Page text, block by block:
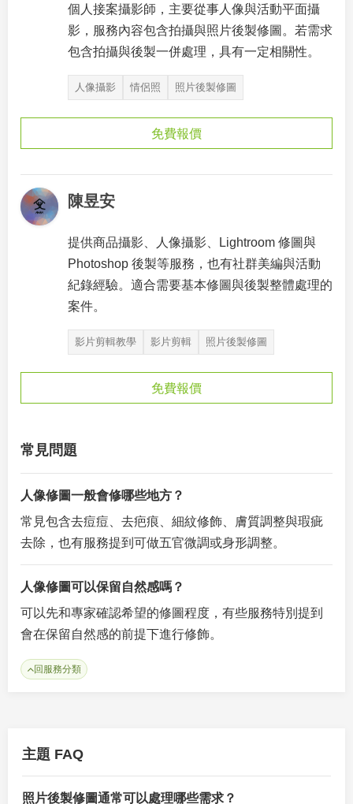
個人接案攝影師，主要從事人像與活動平面攝
影，服務內容包含拍攝與照片後製修圖。若需求
包含拍攝與後製一併處理，具有一定相關性。
人像攝影 情侶照 照片後製修圖
免費報價
陳昱安
提供商品攝影、人像攝影、Lightroom 修圖與
Photoshop 後製等服務，也有社群美編與活動
紀錄經驗。適合需要基本修圖與後製整體處理的
案件。
影片剪輯教學 影片剪輯 照片後製修圖
免費報價
常見問題
人像修圖一般會修哪些地方？
常見包含去痘痘、去疤痕、細紋修飾、膚質調整與瑕疵
去除，也有服務提到可做五官微調或身形調整。
人像修圖可以保留自然感嗎？
可以先和專家確認希望的修圖程度，有些服務特別提到
會在保留自然感的前提下進行修飾。
回服務分類
主題 FAQ
照片後製修圖通常可以處理哪些需求？